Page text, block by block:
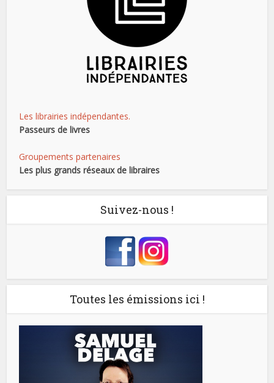
Les librairies indépendantes.
Passeurs de livres
Groupements partenaires
Les plus grands réseaux de libraires
Suivez-nous !
Toutes les émissions ici !